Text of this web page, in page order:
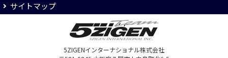
サイトマップ
5ZIGENインターナショナル株式会社